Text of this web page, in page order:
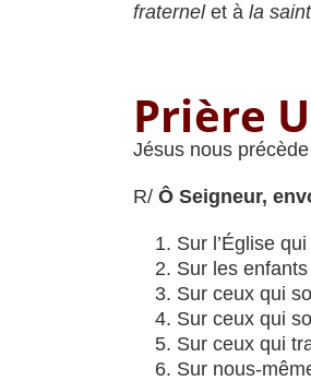
fraternelet à la
Prière
Jésus nous
R/ Ô Seigneur,
Sur l’Église
Sur les
Sur ceux qui
Sur ceux qui
Sur ceux qui
Sur nous-